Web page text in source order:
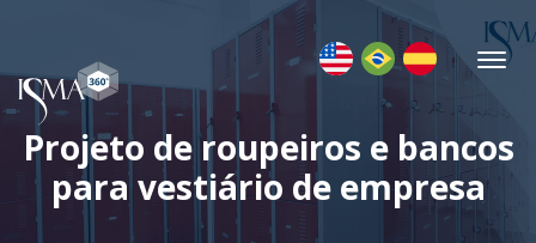
Projeto de roupeiros e bancos
para vestiário de empresa